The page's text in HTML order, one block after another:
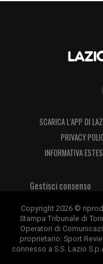
SCARICA L’APP DI
PRIVACY
INFORMATIVA
Gestisci consenso
Copyright 2026 ©
Stampa Tribunale di
Operatori di
proprietario: Sport
connesso a S.S. Lazio